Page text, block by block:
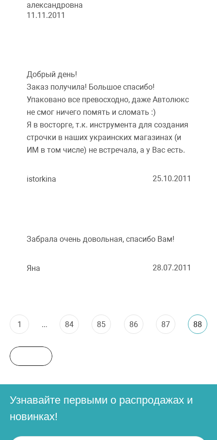
александровна
11.11.2011
Добрый день!
Заказ получила! Большое спасибо!
Упаковано все превосходно, даже Автолюкс
не смог ничего помять и сломать :)
Я в восторге, т.к. инструмента для создания
строчки в наших украинских магазинах (и
ИМ в том числе) не встречала, а у Вас есть.
istorkina 25.10.2011
Забрала очень довольная, спасибо Вам!
Яна 28.07.2011
1 ... 84 85 86 87 88
Узнавайте первыми о распродажах и
новинках!